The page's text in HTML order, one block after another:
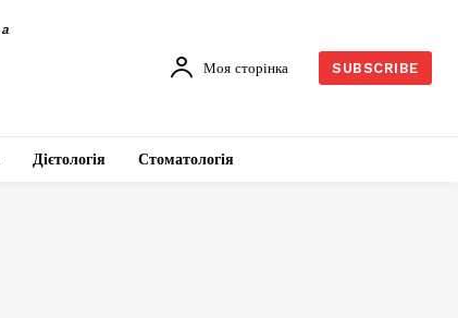
Моя сторінка SUBSCRIBE
Дієтологія Стоматологія